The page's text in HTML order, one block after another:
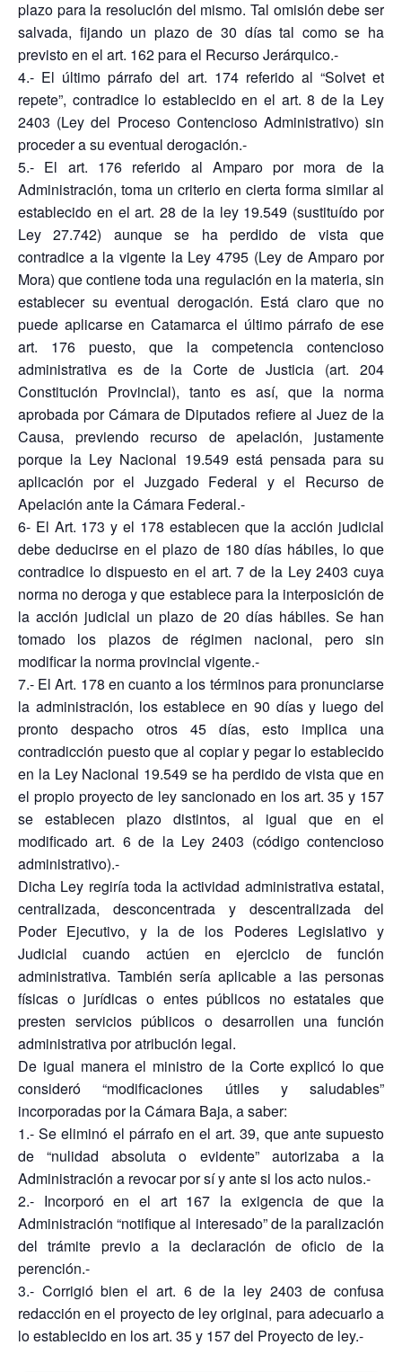
plazo para la resolución del mismo. Tal omisión debe ser
salvada, fijando un plazo de 30 días tal como se ha
previsto en el art. 162 para el Recurso Jerárquico.-
4.- El último párrafo del art. 174 referido al “Solvet et
repete”, contradice lo establecido en el art. 8 de la Ley
2403 (Ley del Proceso Contencioso Administrativo) sin
proceder a su eventual derogación.-
5.- El art. 176 referido al Amparo por mora de la
Administración, toma un criterio en cierta forma similar al
establecido en el art. 28 de la ley 19.549 (sustituído por
Ley 27.742) aunque se ha perdido de vista que
contradice a la vigente la Ley 4795 (Ley de Amparo por
Mora) que contiene toda una regulación en la materia, sin
establecer su eventual derogación. Está claro que no
puede aplicarse en Catamarca el último párrafo de ese
art. 176 puesto, que la competencia contencioso
administrativa es de la Corte de Justicia (art. 204
Constitución Provincial), tanto es así, que la norma
aprobada por Cámara de Diputados refiere al Juez de la
Causa, previendo recurso de apelación, justamente
porque la Ley Nacional 19.549 está pensada para su
aplicación por el Juzgado Federal y el Recurso de
Apelación ante la Cámara Federal.-
6- El Art. 173 y el 178 establecen que la acción judicial
debe deducirse en el plazo de 180 días hábiles, lo que
contradice lo dispuesto en el art. 7 de la Ley 2403 cuya
norma no deroga y que establece para la interposición de
la acción judicial un plazo de 20 días hábiles. Se han
tomado los plazos de régimen nacional, pero sin
modificar la norma provincial vigente.-
7.- El Art. 178 en cuanto a los términos para pronunciarse
la administración, los establece en 90 días y luego del
pronto despacho otros 45 días, esto implica una
contradicción puesto que al copiar y pegar lo establecido
en la Ley Nacional 19.549 se ha perdido de vista que en
el propio proyecto de ley sancionado en los art. 35 y 157
se establecen plazo distintos, al igual que en el
modificado art. 6 de la Ley 2403 (código contencioso
administrativo).-
Dicha Ley regiría toda la actividad administrativa estatal,
centralizada, desconcentrada y descentralizada del
Poder Ejecutivo, y la de los Poderes Legislativo y
Judicial cuando actúen en ejercicio de función
administrativa. También sería aplicable a las personas
físicas o jurídicas o entes públicos no estatales que
presten servicios públicos o desarrollen una función
administrativa por atribución legal.
De igual manera el ministro de la Corte explicó lo que
consideró “modificaciones útiles y saludables”
incorporadas por la Cámara Baja, a saber:
1.- Se eliminó el párrafo en el art. 39, que ante supuesto
de “nulidad absoluta o evidente” autorizaba a la
Administración a revocar por sí y ante si los acto nulos.-
2.- Incorporó en el art 167 la exigencia de que la
Administración “notifique al interesado” de la paralización
del trámite previo a la declaración de oficio de la
perención.-
3.- Corrigió bien el art. 6 de la ley 2403 de confusa
redacción en el proyecto de ley original, para adecuarlo a
lo establecido en los art. 35 y 157 del Proyecto de ley.-